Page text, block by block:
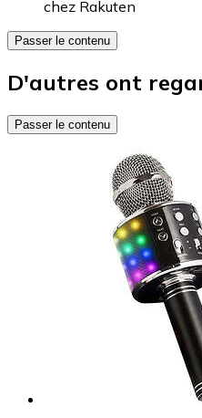
chez Rakuten
Passer le contenu
D'autres ont
Passer le contenu